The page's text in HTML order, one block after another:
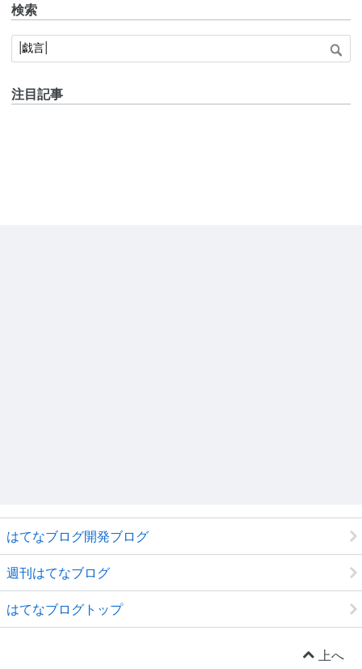
検索
注目記事
はてなブログ開発ブログ
週刊はてなブログ
はてなブログトップ
上へ